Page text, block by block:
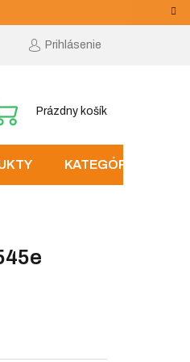
Prihlásenie
NÁKUPNÝ
Prázdny košík
KATEGÓRIE